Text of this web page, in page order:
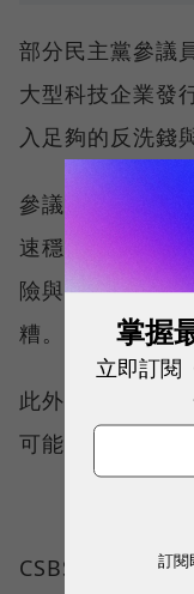
部分民主黨參議
大型科技企業發
入足夠的反洗錢
參議員
速穩定幣市場擴
險與金融穩定問
糟。」
此外，美國州銀
可能削弱地方金
CSBS 總裁
掌握
立即訂閱
訂閱